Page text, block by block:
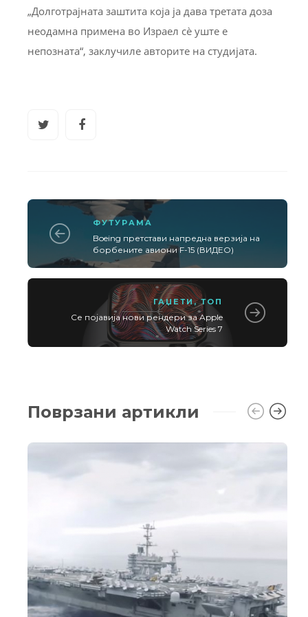
„Долготрајната заштита која ја дава третата доза
неодамна примена во Израел сè уште е
непозната“, заклучиле авторите на студијата.
ФУТУРАМА
Boeing претстави напредна верзија на
борбените авиони F-15 (ВИДЕО)
ГАЏЕТИ,ТОП
Се појавија нови рендери за Apple
Watch Series 7
Поврзани артикли